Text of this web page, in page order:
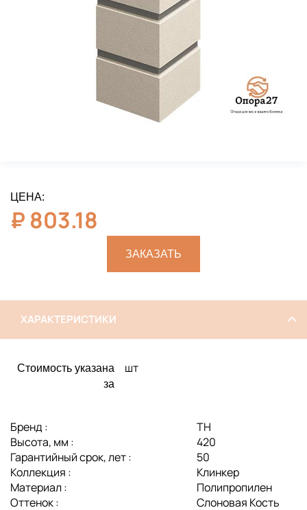
ЦЕНА:
₽ 803.18
ЗАКАЗАТЬ
ХАРАКТЕРИСТИКИ
Стоимость указана
за
шт
Бренд :
ТН
Высота, мм :
420
Гарантийный срок, лет :
50
Коллекция :
Клинкер
Материал :
Полипропилен
Оттенок :
Слоновая Кость